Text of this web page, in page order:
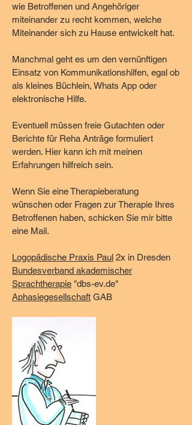
wie Betroffenen und Angehöriger
miteinander zu recht kommen, welche
Miteinander sich zu Hause entwickelt hat.
Manchmal geht es um den vernünftigen
Einsatz von Kommunikationshilfen, egal ob
als kleines Büchlein, Whats App oder
elektronische Hilfe.
Eventuell müssen freie Gutachten oder
Berichte für Reha Anträge formuliert
werden. Hier kann ich mit meinen
Erfahrungen hilfreich sein.
Wenn Sie eine Therapieberatung
wünschen oder Fragen zur Therapie Ihres
Betroffenen haben, schicken Sie mir bitte
eine Mail.
Logopädische Praxis Paul 2x in Dresden
Bundesverband akademischer
Sprachtherapie "dbs-ev.de"
Aphasiegesellschaft GAB